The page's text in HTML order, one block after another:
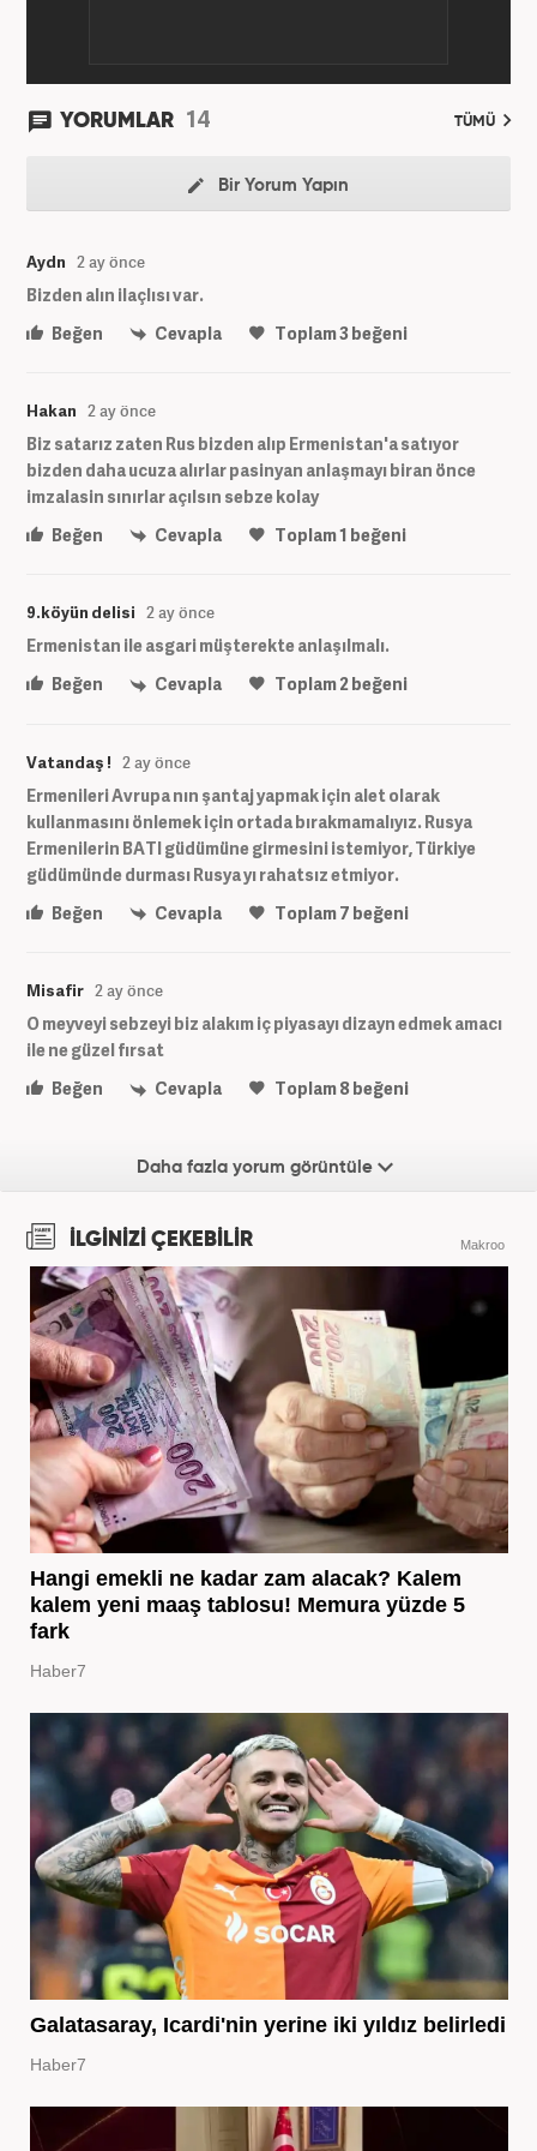
YORUMLAR 14 TÜMÜ
Bir Yorum Yapın
Aydn 2 ay önce
Bizden alın ilaçlısı var.
Beğen
Cevapla Toplam3beğeni
Hakan 2 ay önce
Biz satarız zaten Rus bizden alıp Ermenistan'a satıyor
bizden daha ucuza alırlar pasinyan anlaşmayı biran önce
imzalasin sınırlar açılsın sebze kolay
Beğen
Cevapla Toplam1 beğeni
9.köyün delisi 2 ay önce
Ermenistan ile asgari müşterekte anlaşılmalı.
Beğen
Cevapla Toplam2beğeni
Vatandaş ! 2 ay önce
Ermenileri Avrupa nın şantaj yapmak için alet olarak
kullanmasını önlemek için ortada bırakmamalıyız. Rusya
Ermenilerin BATI güdümüne girmesini istemiyor, Türkiye
güdümünde durması Rusya yı rahatsız etmiyor.
Beğen
Cevapla Toplam7 beğeni
Misafir 2 ay önce
O meyveyi sebzeyi biz alakım iç piyasayı dizayn edmek amacı
ile ne güzel fırsat
Beğen
Cevapla Toplam8beğeni
Daha fazla yorum görüntüle
İLGİNİZİ ÇEKEBİLİR Makroo
Hangi emekli ne kadar zam alacak? Kalem
kalem yeni maaş tablosu! Memura yüzde 5
fark
Haber7
Galatasaray, Icardi'nin yerine iki yıldız belirledi
Haber7